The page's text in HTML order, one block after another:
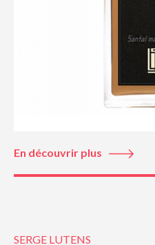
En découvrir plus
SERGE LUTENS